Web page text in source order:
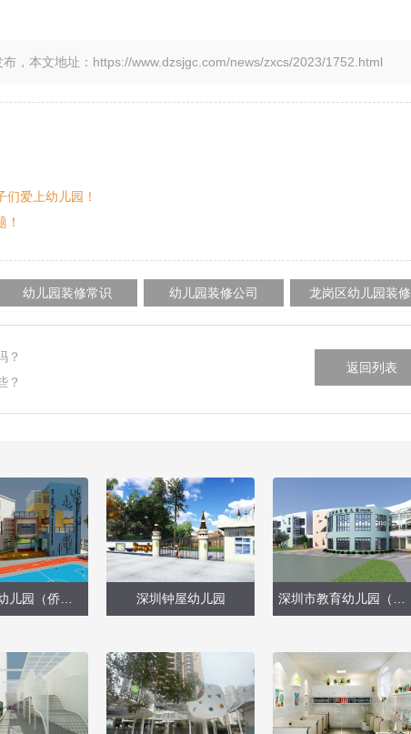
，本文地址：https://www.dzsjgc.com/news/zxcs/2023/1752.html
爱上幼儿园！
幼儿园装修常识 幼儿园装修公司 龙岗区幼儿园装修
返回列表
？
？
深圳钟屋幼儿园